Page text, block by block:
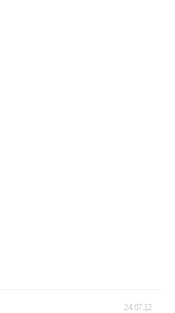
24.07.12